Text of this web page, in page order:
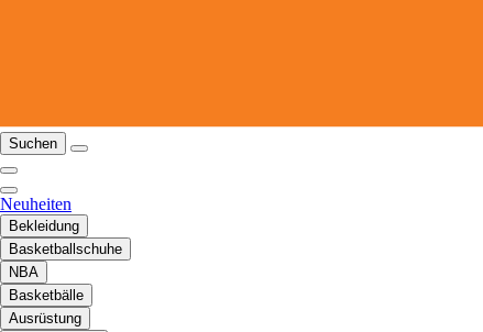
Suchen
Neuheiten
Bekleidung
Basketballschuhe
NBA
Basketbälle
Ausrüstung